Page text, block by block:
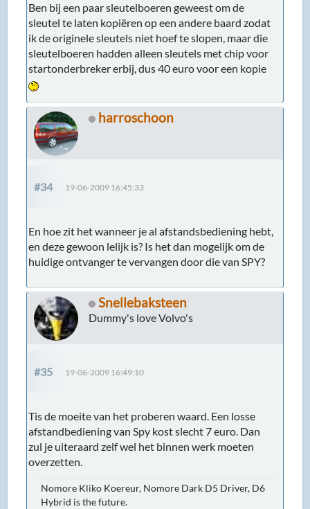
Ben bij een paar sleutelboeren geweest om de
sleutel te laten kopiëren op een andere baard zodat
ik de originele sleutels niet hoef te slopen, maar die
sleutelboeren hadden alleen sleutels met chip voor
startonderbreker erbij, dus 40 euro voor een kopie
harroschoon
#34 19-06-2009 16:45:33
En hoe zit het wanneer je al afstandsbediening hebt,
en deze gewoon lelijk is? Is het dan mogelijk om de
huidige ontvanger te vervangen door die van SPY?
Snellebaksteen
Dummy's love Volvo's
#35 19-06-2009 16:49:10
Tis de moeite van het proberen waard. Een losse
afstandbediening van Spy kost slecht 7 euro. Dan
zul je uiteraard zelf wel het binnen werk moeten
overzetten.
Nomore Kliko Koereur, Nomore Dark D5 Driver, D6
Hybrid is the future.